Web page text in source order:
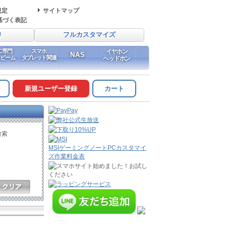
定
サイトマップ
づく表記
フルカスタマイズ
専門
ーム
スマホ
タブレット関連
NAS
イヤホン
ヘッドホン
新規ユーザー登録 カート
索
MSIゲーミングノートPCカスタマイ
ズ作業料金表